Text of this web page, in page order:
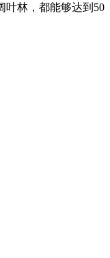
林，都能够达到50